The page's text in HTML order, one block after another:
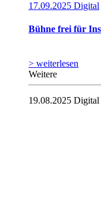
17.09.2025 Digital
Bühne frei für
> weiterlesen
Weitere
19.08.2025 Digital